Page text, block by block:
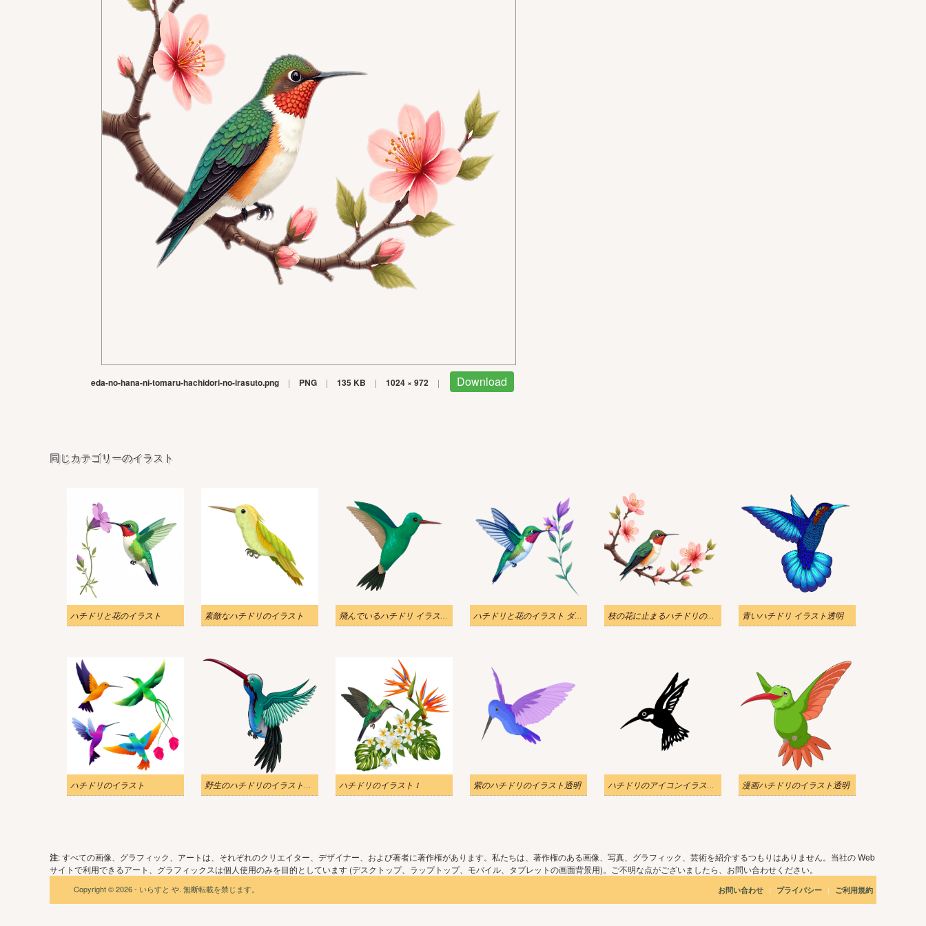
eda-no-hana-ni-tomaru-hachidori-no-irasuto.png | PNG | 135 KB | 1024 × 972 | Download
同じカテゴリーのイラスト
ハチドリと花のイラスト 素敵なハチドリのイラスト 飛んでいるハチドリ イラスト透明 ハチドリと花のイラスト ダウンロード 枝の花に止まるハチドリのイラスト 青いハチドリ イラスト透明
ハチドリのイラスト 野生のハチドリのイラスト透明 ハチドリのイラスト 1 紫のハチドリのイラスト透明 ハチドリのアイコンイラスト透明 漫画ハチドリのイラスト透明
注: すべての画像、グラフィック、アートは、それぞれのクリエイター、デザイナー、および著者に著作権があります。私たちは、著作権のある画像、写真、グラフィック、芸術を紹介するつもりはありません。当社の Web
サイトで利用できるアート、グラフィックスは個人使用のみを目的としています (デスクトップ、ラップトップ、モバイル、タブレットの画面背景用)。ご不明な点がございましたら、お問い合わせください。
Copyright © 2026 - いらすと や. 無断転載を禁じます。 お問い合わせ | プライバシー | ご利用規約